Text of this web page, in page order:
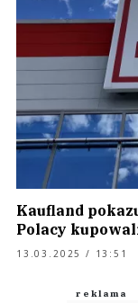
Kaufland
Polacy
13.03.2025 / 13:51